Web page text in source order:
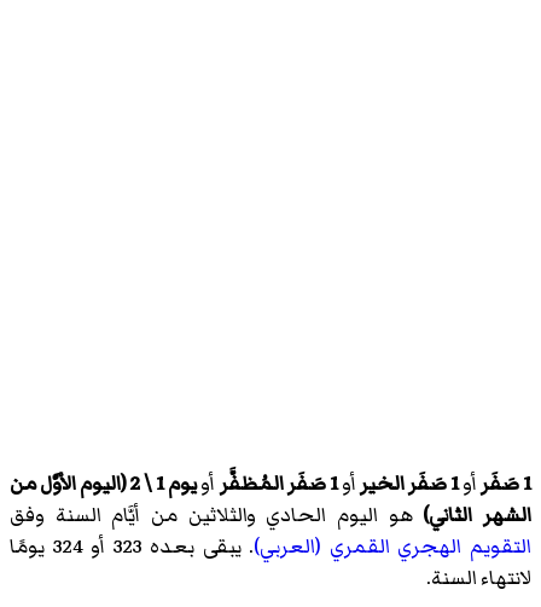
1 صَفَر أو1 صَفَر الخير أو1 صَفَر المُظفَّر أو
يوم 1 \ 2 (اليوم الأوَّل من
الشهر الثاني) هو اليوم الحادي والثلاثين من أيَّام السنة وفق
التقويم الهجري القمري (العربي)
. يبقى بعده 323 أو 324 يومًا
لانتهاء السنة.